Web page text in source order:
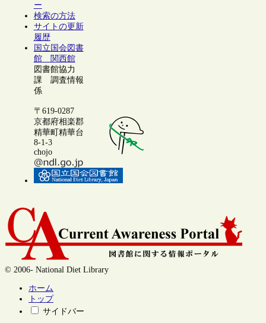
ー
検索の方法
サイトの更新
履歴
国立国会図書
館 関西館
図書館協力
課 調査情報
係
〒619-0287
京都府相楽郡
精華町精華台
8-1-3
chojo
© 2006- National Diet Library
ホーム
トップ
サイドバー